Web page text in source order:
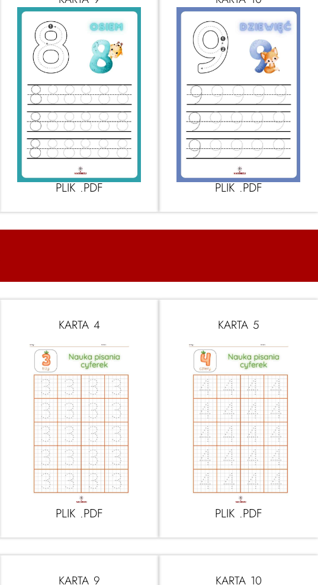
PLIK .PDF PLIK .PDF
KARTA 4
PLIK .PDF
KARTA 5
PLIK .PDF
KARTA 9 KARTA 10